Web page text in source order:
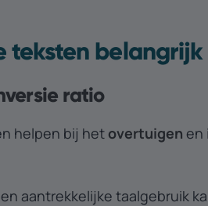
teksten belangrijk
ratio
helpen bij het overtuigen en
aantrekkelijke taalgebruik